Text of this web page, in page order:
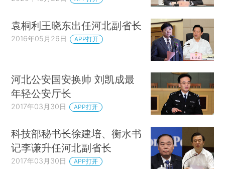
袁桐利王晓东出任河北副省长
2016年05月26日 APP打开
河北公安国安换帅 刘凯成最
年轻公安厅长
2017年03月30日 APP打开
科技部秘书长徐建培、衡水书
记李谦升任河北副省长
2017年03月30日 APP打开